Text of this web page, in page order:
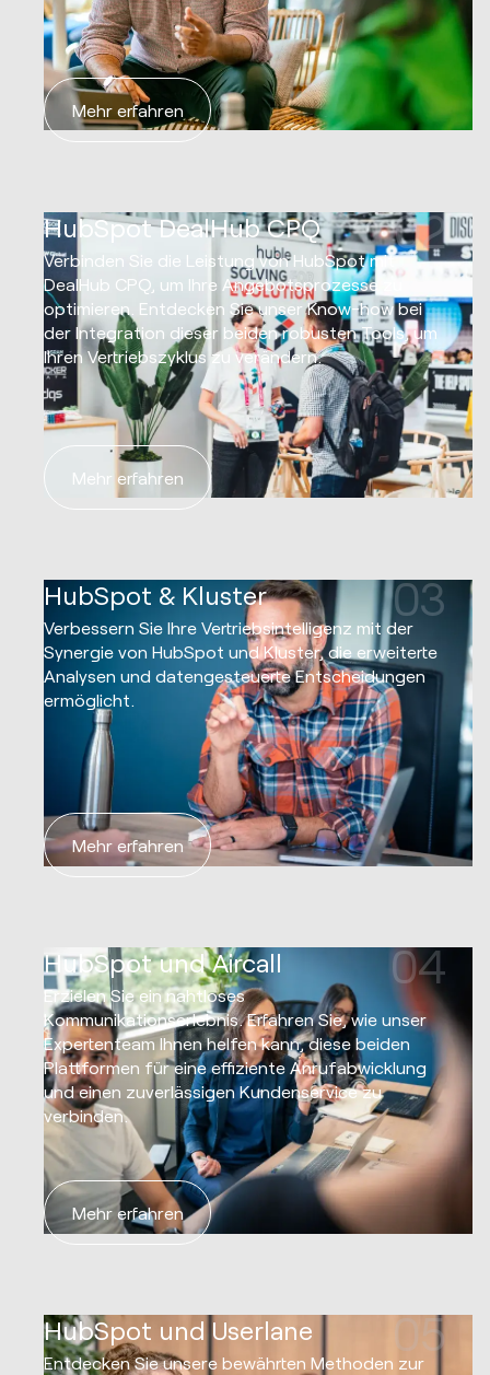
Mehr erfahren
HubSpot DealHub CPQ 02
Verbinden Sie die Leistung von HubSpot mit
DealHub CPQ, um Ihre Angebotsprozesse zu
optimieren. Entdecken Sie unser Know-how bei
der Integration dieser beiden robusten Tools, um
Ihren Vertriebszyklus zu verändern.
Mehr erfahren
HubSpot & Kluster 03
Verbessern Sie Ihre Vertriebsintelligenz mit der
Synergie von HubSpot und Kluster, die erweiterte
Analysen und datengesteuerte Entscheidungen
ermöglicht.
Mehr erfahren
HubSpot und Aircall 04
Erzielen Sie ein nahtloses
Kommunikationserlebnis. Erfahren Sie, wie unser
Expertenteam Ihnen helfen kann, diese beiden
Plattformen für eine effiziente Anrufabwicklung
und einen zuverlässigen Kundenservice zu
verbinden.
Mehr erfahren
HubSpot und Userlane 05
Entdecken Sie unsere bewährten Methoden zur